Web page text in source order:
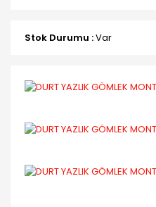
Stok Durumu :Var